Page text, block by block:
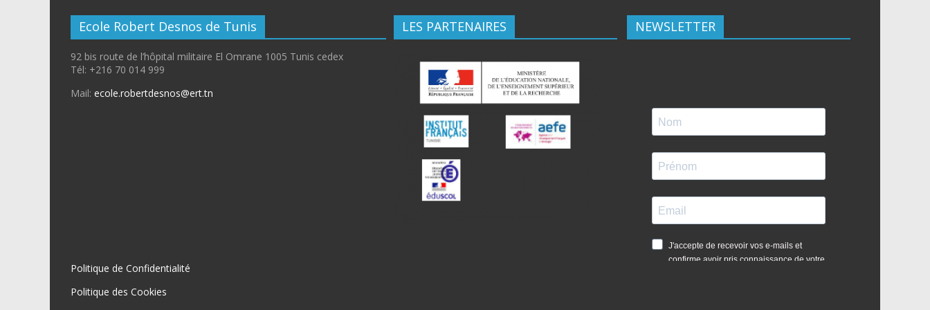
Ecole Robert Desnos de Tunis
92 bis route de l’hôpital militaire El Omrane 1005 Tunis cedex
Tél: +216 70 014 999
Mail: ecole.robertdesnos@ert.tn
Politique de Confidentialité
Politique des Cookies
LES PARTENAIRES NEWSLETTER